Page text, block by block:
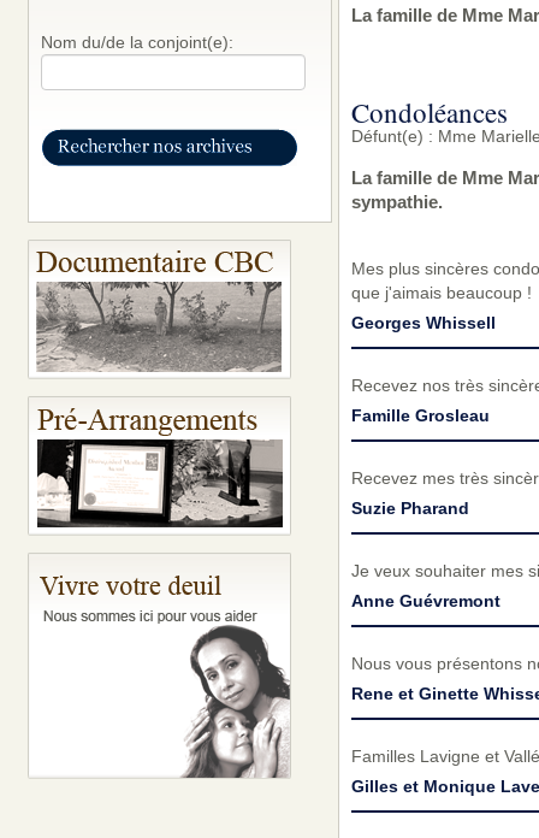
Nom du/de la conjoint(e):
La famille de Mme
Condoléances
Défunt(e) : Mme
La famille de Mme
sympathie.
Mes plus sincères
que j'aimais beaucoup !
Georges Whissell
Recevez nos très
Famille Grosleau
Recevez mes très
Suzie Pharand
Je veux souhaiter mes
Anne Guévremont
Nous vous présentons
Rene et Ginette
Familles Lavigne et
Gilles et Monique